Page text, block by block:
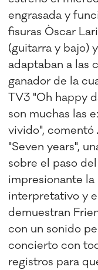
engrasada y
fisuras Òscar
(guitarra y bajo)
adaptaban a las
ganador de la
TV3 "Oh happy
son muchas las
vivido", comentó
"Seven years",
sobre el paso
impresionante
interpretativo y
demuestran
con un sonido
concierto con
registros para